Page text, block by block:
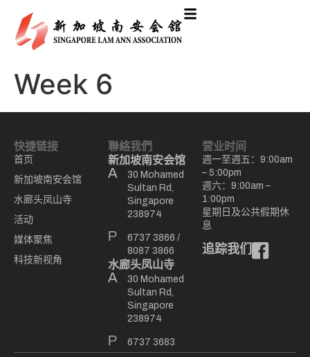
Week 6
快捷链接
首页
新加坡南安会馆
水廊头凤山寺
活动
媒体聚焦
科技新视角
聯絡我們
新加坡南安会馆
30 Mohamed
Sultan Rd,
Singapore
238974
6737 3866 /
8087 3866
水廊头凤山寺
30 Mohamed
Sultan Rd,
Singapore
238974
6737 3683
营业时间
週一至週五：9:00am
– 5:00pm
週六：9:00am –
1:00pm
星期日及公共假期休
息
追踪我们